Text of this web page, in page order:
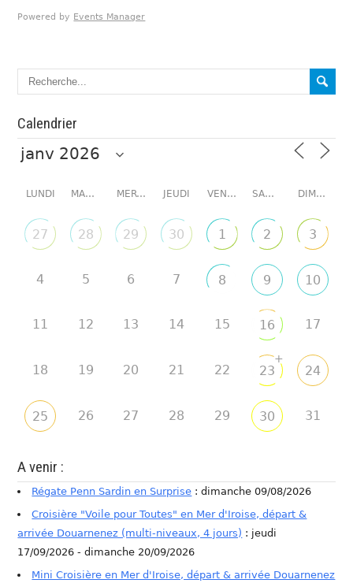
Powered by Events Manager
Calendrier
LUNDI MARDI MERCREDI JEUDI VENDREDI SAMEDI DIMANCHE
27 28 29 30 1 2 3
4 5 6 7 8 9 10
11 12 13 14 15 16 17
18 19 20 21 22 23
+
24
25 26 27 28 29 30 31
A venir :
Régate Penn Sardin en Surprise : dimanche 09/08/2026
Croisière "Voile pour Toutes" en Mer d'Iroise, départ &
arrivée Douarnenez (multi-niveaux, 4 jours) : jeudi
17/09/2026 - dimanche 20/09/2026
Mini Croisière en Mer d'Iroise, départ & arrivée Douarnenez